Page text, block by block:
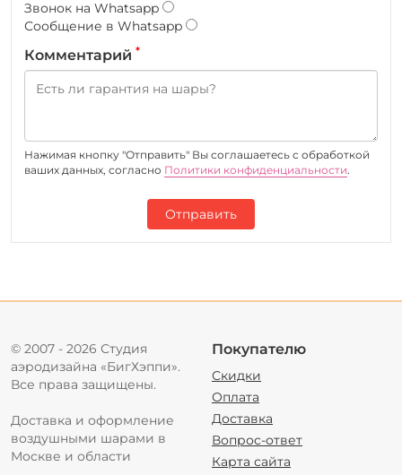
Звонок на Whatsapp
Сообщение в Whatsapp
Комментарий *
Нажимая кнопку "Отправить" Вы соглашаетесь c обработкой
ваших данных, согласно Политики конфиденциальности.
Отправить
© 2007 - 2026 Студия
аэродизайна «БигХэппи».
Все права защищены.
Доставка и оформление
воздушными шарами в
Москве и области
Покупателю
Скидки
Оплата
Доставка
Вопрос-ответ
Карта сайта